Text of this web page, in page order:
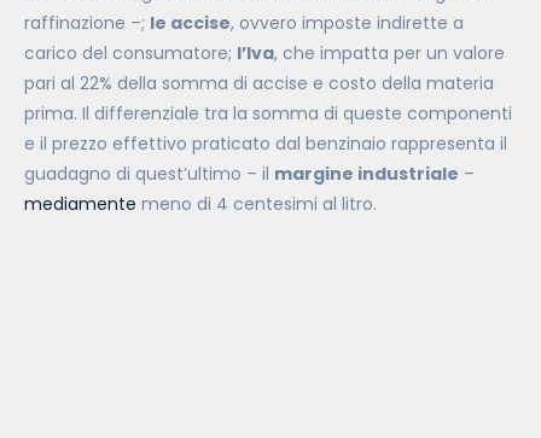
raffinazione –; le accise, ovvero imposte indirette a
carico del consumatore; l’Iva, che impatta per un valore
pari al 22% della somma di accise e costo della materia
prima. Il differenziale tra la somma di queste componenti
e il prezzo effettivo praticato dal benzinaio rappresenta il
guadagno di quest’ultimo – il margine industriale –
mediamente meno di 4 centesimi al litro.